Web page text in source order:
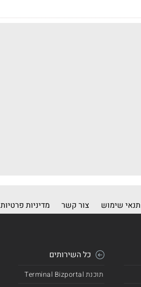
תנאי שימוש צור קשר מדיניות פרטיות
כל השירותים
תוכנת Terminal Bizportal